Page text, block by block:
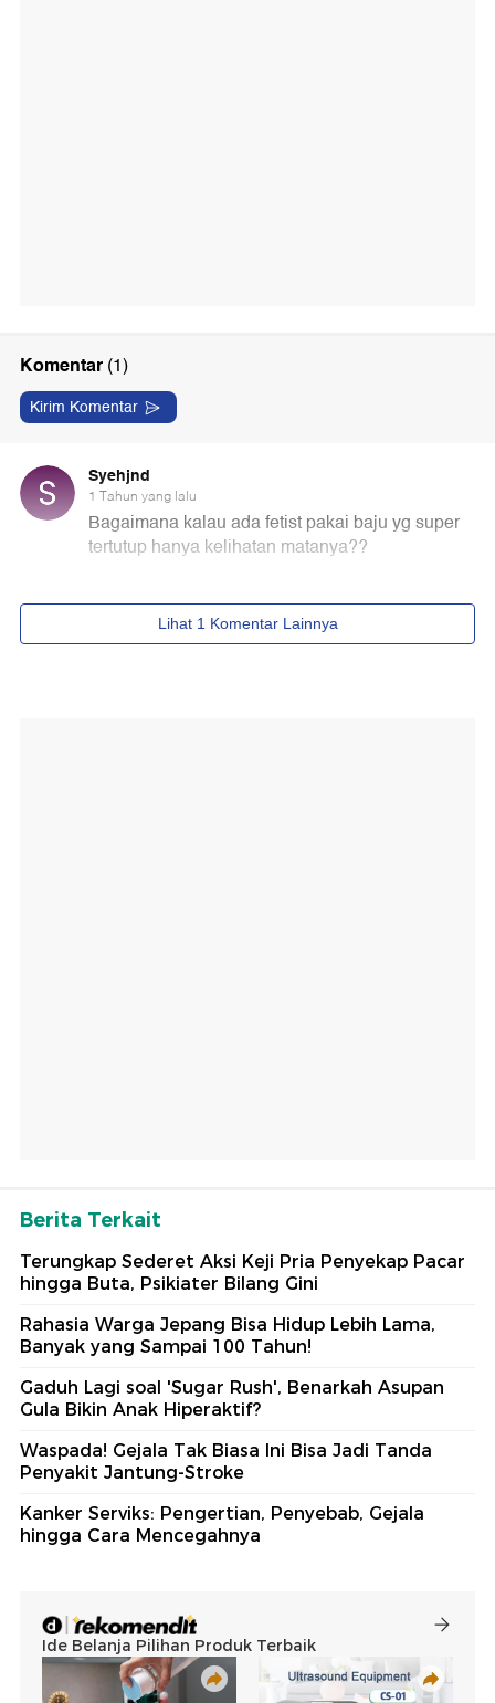
Berita Terkait
Terungkap Sederet Aksi Keji Pria Penyekap Pacar
hingga Buta, Psikiater Bilang Gini
Rahasia Warga Jepang Bisa Hidup Lebih Lama,
Banyak yang Sampai 100 Tahun!
Gaduh Lagi soal 'Sugar Rush', Benarkah Asupan
Gula Bikin Anak Hiperaktif?
Waspada! Gejala Tak Biasa Ini Bisa Jadi Tanda
Penyakit Jantung-Stroke
Kanker Serviks: Pengertian, Penyebab, Gejala
hingga Cara Mencegahnya